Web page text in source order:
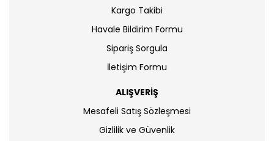
Kargo Takibi
Havale Bildirim Formu
Sipariş Sorgula
İletişim Formu
ALIŞVERİŞ
Mesafeli Satış Sözleşmesi
Gizlilik ve Güvenlik